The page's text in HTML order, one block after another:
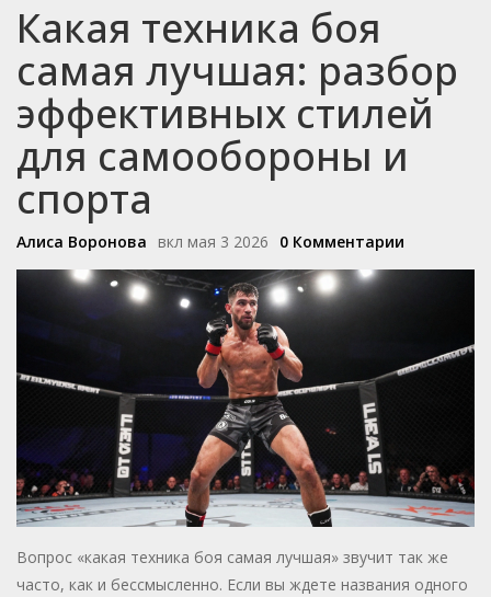
Какая техника боя
самая лучшая: разбор
эффективных стилей
для самообороны и
спорта
Алиса Воронова вкл мая 3 2026 0 Комментарии
Вопрос «какая техника боя самая лучшая» звучит так же
часто, как и бессмысленно. Если вы ждете названия одного